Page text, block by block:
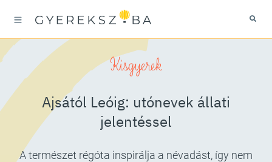
Kisgyerek
Ajsától Leóig: utónevek állati
jelentéssel
A természet régóta inspirálja a névadást, így nem